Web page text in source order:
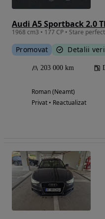
Audi A5 Sportback 2.0
Promovat Detalii
203 000 km
Roman (Neamt)
Privat • Reactualizat